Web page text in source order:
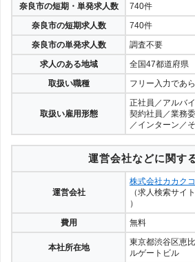
奈良市の短期・単発求人数
740件
奈良市の短期求人数
740件
奈良市の単発求人数
調査不要
求人のある地域
全国47都道府県
取扱い職種
フリー入力であ
取扱い雇用形態
正社員／アルバ
契約社員／業務
／インターン／
運営会社などに関す
運営会社
株式会社カカク
（求人検索サイ
）
費用
無料
本社所在地
東京都渋谷区恵
ルゲートビル